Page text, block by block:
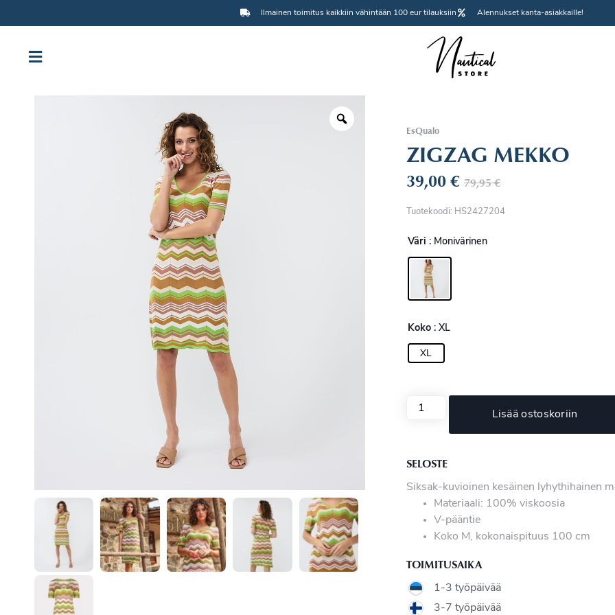
Ilmainen toimitus kaikkiin vähintään 100 eur tilauksiin Alennukset kanta-asiakkaille!
EsQualo
ZIGZAG MEKKO
39,00€ 79,95€
Tuotekoodi: HS2427204
Väri : Monivärinen
Koko : XL
XL
Lisää ostoskoriin
SELOSTE
Siksak-kuvioinen kesäinen lyhythihainen
Materiaali: 100% viskoosia
V-pääntie
Koko M, kokonaispituus 100 cm
TOIMITUSAIKA
1-3 työpäivää
3-7 työpäivää